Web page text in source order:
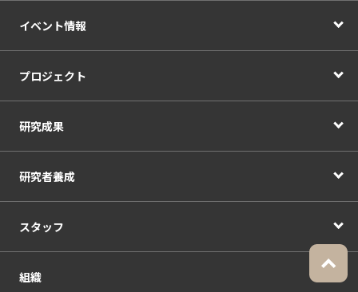
イベント情報
プロジェクト
研究成果
研究者養成
スタッフ
組織